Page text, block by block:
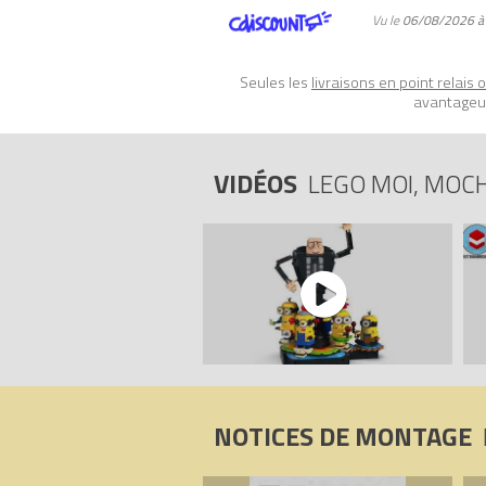
Code EAN du LEGO Moi, Moche et
Vu le06/08/2026
Seules les livraisons en point relais
VIDÉOS LEGO MOI,
NOTICES DE MONTAGE